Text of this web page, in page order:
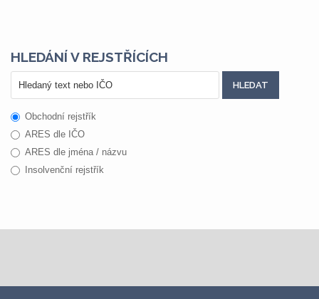
HLEDÁNÍ V REJSTŘÍCÍCH
Obchodní rejstřík
ARES dle IČO
ARES dle jména / názvu
Insolvenční rejstřík